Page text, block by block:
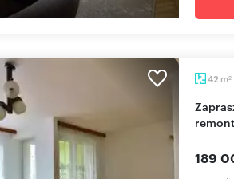
42 m2
Zapraszam do obejrzenia 42 m² mieszkania do
189